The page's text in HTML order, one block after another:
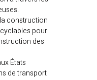
construction
pour
des
États
de transport